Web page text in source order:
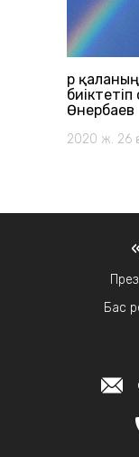
Әр
Өнербаев
2020 ж. 26
Бас